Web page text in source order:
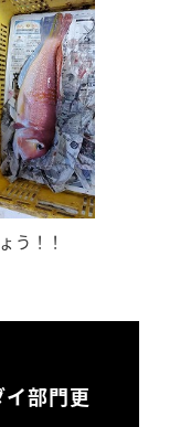
う！！
部門更